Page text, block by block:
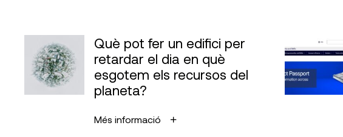
Què pot fer un edifici per
retardar el dia en què
esgotem els recursos del
planeta?
Més informació